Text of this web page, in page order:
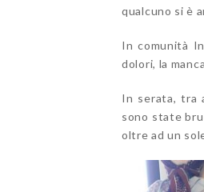
qualcuno si è
In comunità
dolori, la
In serata, tra
sono state
oltre ad un